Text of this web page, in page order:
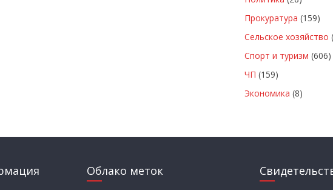
Прокуратура (159)
Сельское хозяйство
Спорт и туризм (606)
ЧП (159)
Экономика (8)
Облако меток